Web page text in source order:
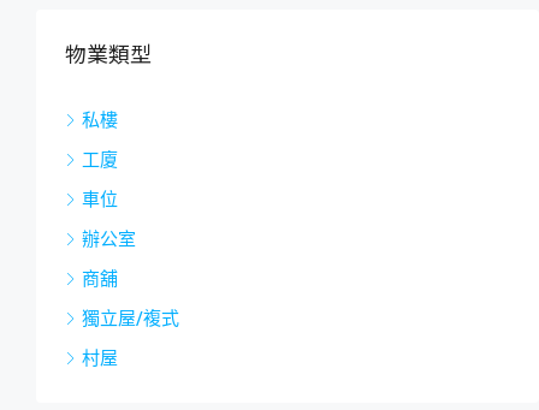
物業類型
私樓
工廈
車位
辦公室
商舖
獨立屋/複式
村屋